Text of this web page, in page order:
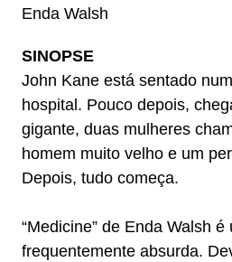
Enda Walsh
SINOPSE
John Kane está sentado
hospital. Pouco depois,
gigante, duas mulheres
homem muito velho e um
Depois, tudo começa.
“Medicine” de Enda Walsh
frequentemente absurda.